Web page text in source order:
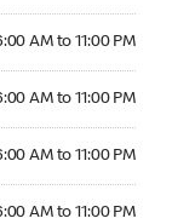
AM to 11:00 PM
AM to 11:00 PM
AM to 11:00 PM
AM to 11:00 PM